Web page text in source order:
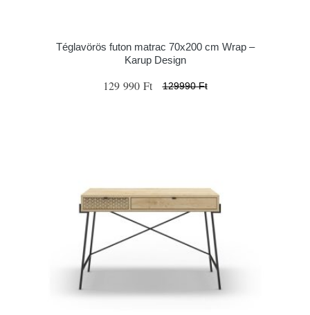
Téglavörös futon matrac 70x200 cm Wrap –
Karup Design
129 990 Ft 129990 Ft